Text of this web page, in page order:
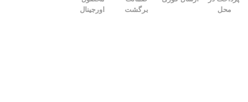
محل
برگشت
اورجینال